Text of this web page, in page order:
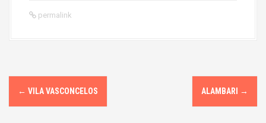
permalink
P
o
← VILA VASCONCELOS ALAMBARI →